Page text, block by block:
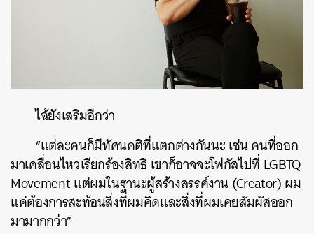
ไฉ้ยังเสริมอีกว่า
“แต่ละคนก็มีทัศนคติที่แตกต่างกันนะ เช่น คนที่ออก
มาเคลื่อนไหวเรียกร้องสิทธิ เขาก็อาจจะโฟกัสไปที่ LGBTQ
Movement แต่ผมในฐานะผู้สร้างสรรค์งาน (Creator) ผม
แค่ต้องการสะท้อนสิ่งที่ผมคิดและสิ่งที่ผมเคยสัมผัสออก
มามากกว่า”